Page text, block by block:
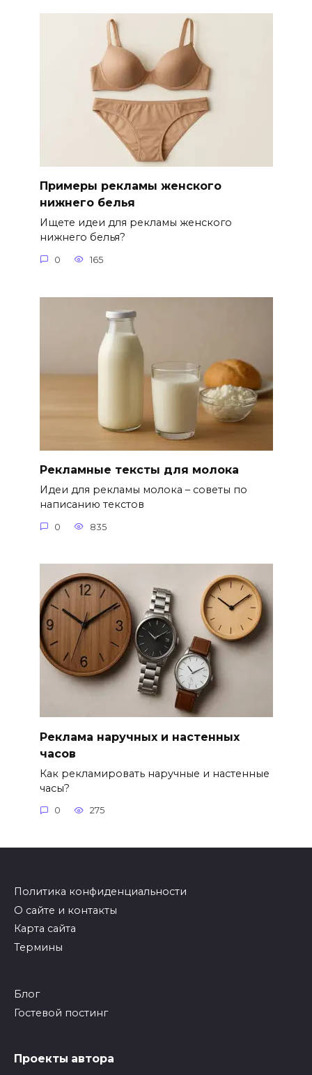
Примеры рекламы женского
нижнего белья
Ищете идеи для рекламы женского
нижнего белья?
0 165
Рекламные тексты для молока
Идеи для рекламы молока – советы по
написанию текстов
0 835
Реклама наручных и настенных
часов
Как рекламировать наручные и настенные
часы?
0 275
Политика конфиденциальности
О сайте и контакты
Карта сайта
Термины
Блог
Гостевой постинг
Проекты автора